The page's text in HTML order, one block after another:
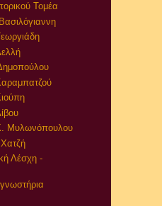
Τομέα
Μυλωνόπουλου
Χατζή
Λέσχη -